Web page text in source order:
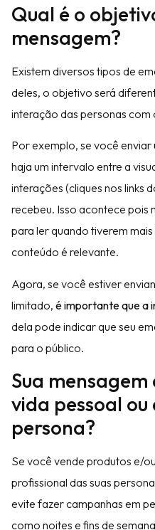
Qual é o
mensagem?
Existem diversos tipos de
deles, o objetivo será
interação das personas com
Por exemplo, se você enviar
haja um intervalo entre a
interações (cliques nos links
recebeu. Isso acontece pois
para ler quando tiverem
conteúdo é relevante.
Agora, se você estiver
limitado, é importante que a
dela pode indicar que seu
para o público.
Sua
vida pessoal
persona?
Se você vende produtos e/
profissional das suas
evite fazer campanhas em
como noites e fins de